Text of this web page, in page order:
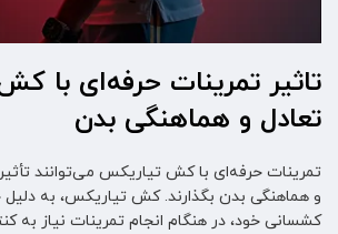
تاثیر تمرینات حرفه‌ای با
تعادل و هماهنگی بدن
تمرینات حرفه‌ای با کش تیاریکس می‌توانند
و هماهنگی بدن بگذارند. کش تیاریکس، به
کشسانی خود، در هنگام انجام تمرینات نیاز به